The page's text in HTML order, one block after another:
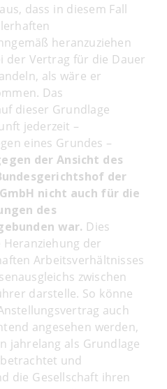
dass in diesem Fall
heranzuziehen
der Vertrag für die Dauer
als wäre er
Das
dieser Grundlage
jederzeit –
eines Grundes –
der Ansicht des
der
nicht auch für die
des
war. Dies
der
Arbeitsverhältnisses
zwischen
darstelle. So könne
auch
angesehen werden,
jahrelang als Grundlage
und
die Gesellschaft ihren